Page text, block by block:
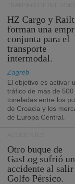
HZ Cargo y
forman una
conjunta para el
transporte
intermodal.
Zagreb
El objetivo es activar
tráfico de más de 500
toneladas entre los
de Croacia y los
de Europa Central.
Otro buque de
GasLog sufrió un
accidente al salir
Golfo Pérsico.